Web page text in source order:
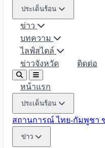
ประเด็นร้อน
ข่าว
บทความ
ไลฟ์สไตล์
ข่าวจังหวัด
ติดต่อ
หน้าแรก
ประเด็นร้อน
สถานการณ์ ไทย-กัมพูชา
ข่าว